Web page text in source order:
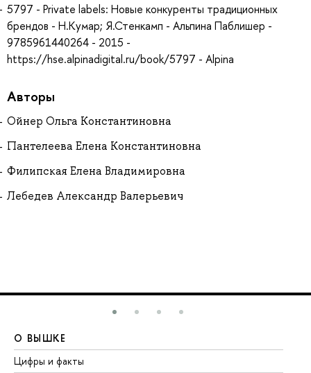
5797 - Private labels: Новые конкуренты традиционных
брендов - Н.Кумар; Я.Стенкамп - Альпина Паблишер -
9785961440264 - 2015 -
https://hse.alpinadigital.ru/book/5797 - Alpina
Авторы
Ойнер Ольга Константиновна
Пантелеева Елена Константиновна
Филипская Елена Владимировна
Лебедев Александр Валерьевич
О ВЫШКЕ
Цифры и факты